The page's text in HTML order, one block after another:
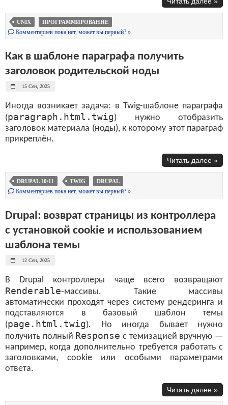
UNIX ПРОГРАММИРОВАНИЕ
Комментариев пока нет, может вы первый? »
Как в шаблоне параграфа получить
заголовок родительской ноды
15 Сен, 2025
Иногда возникает задача: в Twig-шаблоне параграфа
(paragraph.html.twig) нужно отобразить
заголовок материала (ноды), к которому этот параграф
прикреплён.
Читать далее »
DRUPAL 10/11 TWIG DRUPAL
Комментариев пока нет, может вы первый? »
Drupal: возврат страницы из контроллера
с установкой cookie и использованием
шаблона темы
12 Сен, 2025
В Drupal контроллеры чаще всего возвращают
Renderable-массивы. Такие массивы
автоматически проходят через систему рендеринга и
подставляются в базовый шаблон темы
(page.html.twig). Но иногда бывает нужно
получить полный Response с темизацией вручную —
например, когда дополнительно требуется работать с
заголовками, cookie или особыми параметрами
ответа.
Читать далее »